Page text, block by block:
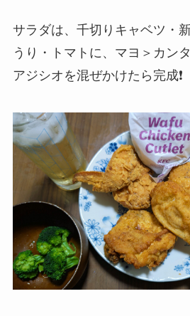
サラダは、千切りキャベツ・
うり・トマトに、マヨ＞カン
アジシオを混ぜかけたら完成❗️